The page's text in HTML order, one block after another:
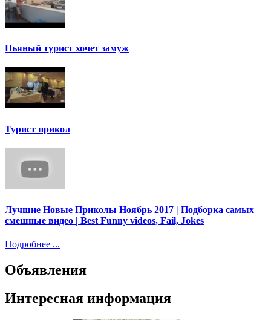
Пьяный турист хочет замуж
Турист прикол
Лучшие Новые Приколы Ноябрь 2017 | Подборка самых
смешные видео | Best Funny videos, Fail, Jokes
Подробнее ...
Объявления
Интересная информация